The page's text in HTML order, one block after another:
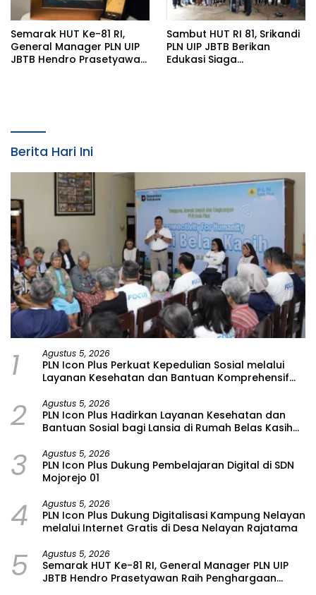
Semarak HUT Ke-81 RI,
General Manager PLN UIP
JBTB Hendro Prasetyawan
Sambut HUT RI 81, Srikandi
PLN UIP JBTB Berikan
Edukasi Siaga
Berita Hari Ini
1 Agustus 5, 2026
PLN Icon Plus Perkuat Kepedulian Sosial melalui
Layanan Kesehatan dan Bantuan Komprehensif
2 Agustus 5, 2026
PLN Icon Plus Hadirkan Layanan Kesehatan dan
Bantuan Sosial bagi Lansia di Rumah Belas Kasih
3 Agustus 5, 2026
PLN Icon Plus Dukung Pembelajaran Digital di SDN
Mojorejo 01
4 Agustus 5, 2026
PLN Icon Plus Dukung Digitalisasi Kampung Nelayan
melalui Internet Gratis di Desa Nelayan Rajatama
5 Agustus 5, 2026
Semarak HUT Ke-81 RI, General Manager PLN UIP
JBTB Hendro Prasetyawan Raih Penghargaan